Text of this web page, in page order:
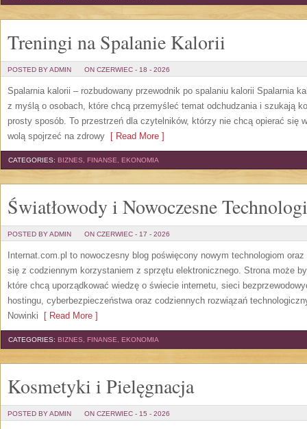
Treningi na Spalanie Kalorii
POSTED BY ADMIN ON CZERWIEC - 18 - 2026
Spalarnia kalorii – rozbudowany przewodnik po spalaniu kalorii Spalarnia
z myślą o osobach, które chcą przemyśleć temat odchudzania i szukają
prosty sposób. To przestrzeń dla czytelników, którzy nie chcą opierać się
wolą spojrzeć na zdrowy [ Read More ]
CATEGORIES: BIZNES, FINANSE, EKONOMIA
Światłowody i Nowoczesne
POSTED BY ADMIN ON CZERWIEC - 17 - 2026
Internat.com.pl to nowoczesny blog poświęcony nowym technologiom
się z codziennym korzystaniem z sprzętu elektronicznego. Strona może
które chcą uporządkować wiedzę o świecie internetu, sieci
hostingu, cyberbezpieczeństwa oraz codziennych rozwiązań
Nowinki [ Read More ]
CATEGORIES: BIZNES, FINANSE, EKONOMIA
Kosmetyki i Pielęgnacja
POSTED BY ADMIN ON CZERWIEC - 15 - 2026